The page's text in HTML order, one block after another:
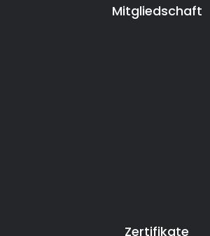
Mitgliedschaft
Zertifikate